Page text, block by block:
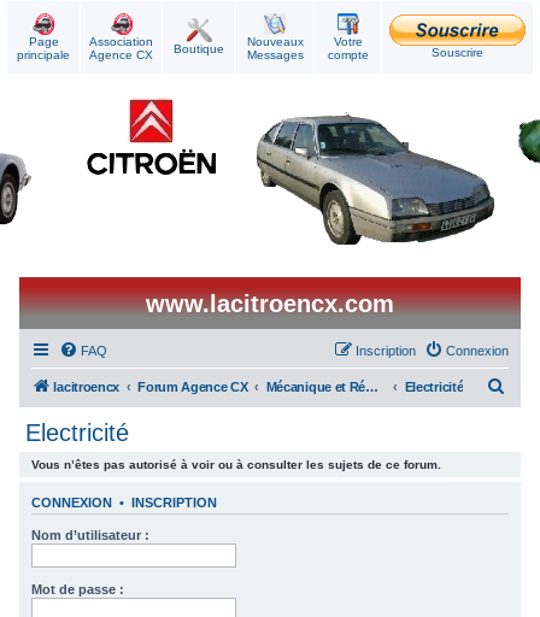
Page
principale
Association
Agence CX
Boutique
Nouveaux
Messages
Votre
compte
Souscrire
www.lacitroencx.com
FAQ Connexion
Inscription
lacitroencx Forum Agence CX Mécanique et Réparations Electricité
Electricité
Vous n’êtes pas autorisé à voir ou à consulter les sujets de ce forum.
CONNEXION • INSCRIPTION
Nom d’utilisateur :
Mot de passe :